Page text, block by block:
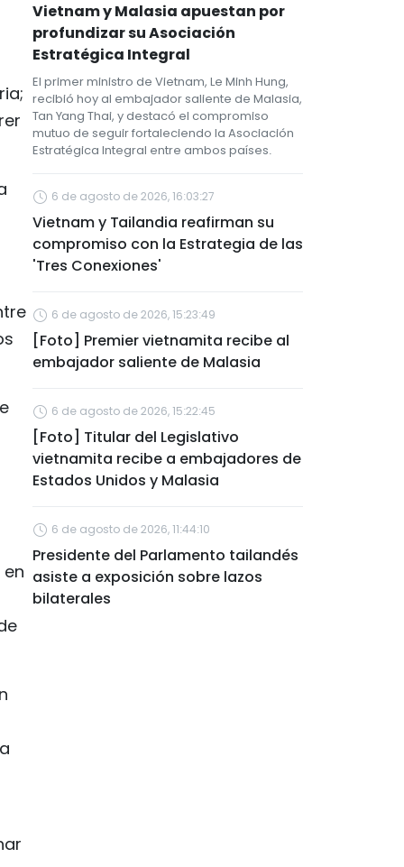
Vietnam y Malasia apuestan por
profundizar su Asociación
Estratégica Integral
El primer ministro de Vietnam, Le Minh Hung,
recibió hoy al embajador saliente de Malasia,
Tan Yang Thai, y destacó el compromiso
mutuo de seguir fortaleciendo la Asociación
Estratégica Integral entre ambos países.
6 de agosto de 2026, 16:03:27
Vietnam y Tailandia reafirman su
compromiso con la Estrategia de las
'Tres Conexiones'
6 de agosto de 2026, 15:23:49
[Foto] Premier vietnamita recibe al
embajador saliente de Malasia
6 de agosto de 2026, 15:22:45
[Foto] Titular del Legislativo
vietnamita recibe a embajadores de
Estados Unidos y Malasia
6 de agosto de 2026, 11:44:10
Presidente del Parlamento tailandés
asiste a exposición sobre lazos
bilaterales